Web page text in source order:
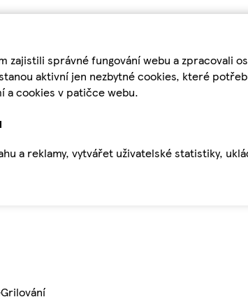
zajistili správné fungování webu a zpracovali
aktivní jen nezbytné cookies, které
a cookies v patičce webu.
a reklamy, vytvářet uživatelské statistiky,
Grilování